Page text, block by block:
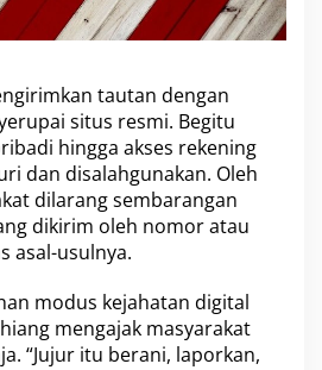
tautan dengan
situs resmi. Begitu
hingga akses rekening
dan disalahgunakan. Oleh
dilarang sembarangan
dikirim oleh nomor atau
asal-usulnya.
modus kejahatan digital
mengajak masyarakat
“Jujur itu berani, laporkan,